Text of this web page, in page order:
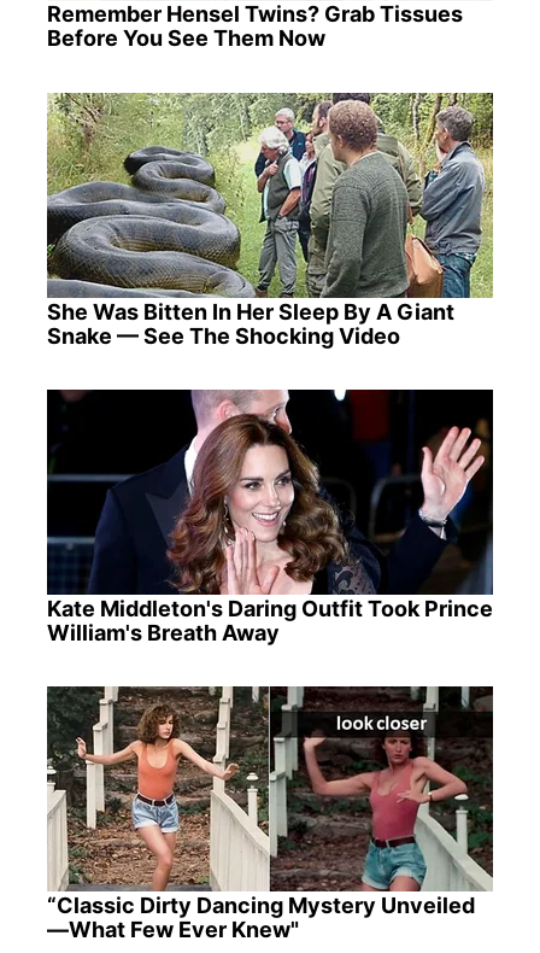
Remember Hensel Twins? Grab Tissues
Before You See Them Now
She Was Bitten In Her Sleep By A Giant
Snake — See The Shocking Video
Kate Middleton's Daring Outfit Took Prince
William's Breath Away
“Classic Dirty Dancing Mystery Unveiled
—What Few Ever Knew"